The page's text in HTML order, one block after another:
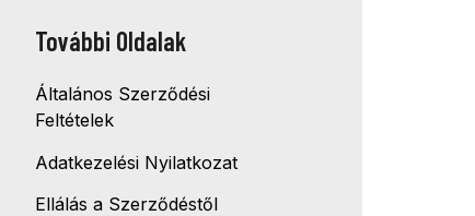
További Oldalak
Általános Szerződési
Feltételek
Adatkezelési Nyilatkozat
Ellálás a Szerződéstől